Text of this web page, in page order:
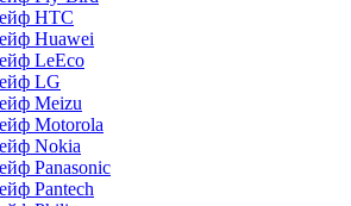
HTC
Huawei
LeEco
LG
Meizu
Motorola
Nokia
Panasonic
Pantech